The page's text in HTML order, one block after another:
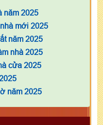
năm 2025
mới 2025
năm 2025
nhà 2025
cửa 2025
năm 2025